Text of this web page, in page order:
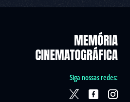
Siga nossas redes: